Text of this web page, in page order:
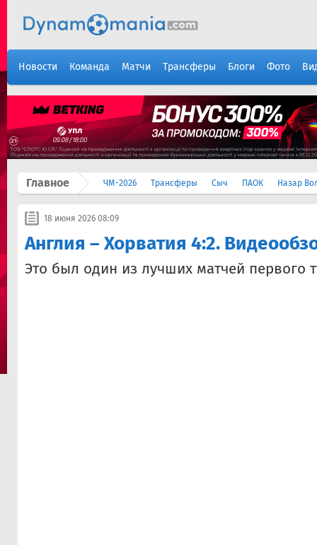
Новости Команда Матчи Трансферы Блоги Фото
Главное ЧМ-2026 Трансферы Сыч ПАОК Назар
18 июня 2026 08:09
Англия – Хорватия 4:2.
Это был один из лучших матчей первого